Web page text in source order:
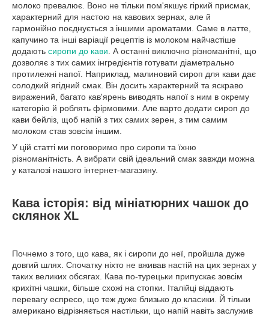
молоко превалює. Воно не тільки пом'якшує гіркий присмак,
характерний для настою на кавових зернах, але й
гармонійно поєднується з іншими ароматами. Саме в латте,
капучино та інші варіації рецептів із молоком найчастіше
додають сиропи до кави . А останні виключно різноманітні, що
дозволяє з тих самих інгредієнтів готувати діаметрально
протилежні напої. Наприклад, малиновий сироп для кави дає
солодкий ягідний смак. Він досить характерний та яскраво
виражений, багато кав'ярень виводять напої з ним в окрему
категорію й роблять фірмовими. Але варто додати сироп до
кави бейліз, щоб напій з тих самих зерен, з тим самим
молоком став зовсім іншим.
У цій статті ми поговоримо про сиропи та їхню
різноманітність. А вибрати свій ідеальний смак завжди можна
у каталозі нашого інтернет-магазину.
Кава історія: від мініатюрних чашок до
склянок XL
Почнемо з того, що кава, як і сиропи до неї, пройшла дуже
довгий шлях. Спочатку ніхто не вживав настій на цих зернах у
таких великих обсягах. Кава по-турецьки припускає зовсім
крихітні чашки, більше схожі на стопки. Італійці віддають
перевагу еспресо, що теж дуже близько до класики. Й тільки
американо відрізняється настільки, що напій навіть заслужив